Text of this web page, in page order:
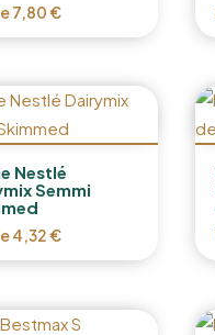
7,80€
Nestlé
Semmi
4,32€